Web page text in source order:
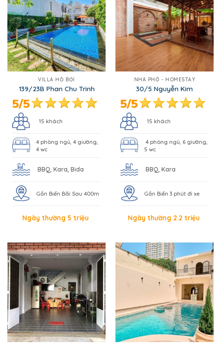
VILLA HỒ BƠI
139/23B Phan Chu Trinh
15 khách
4 phòng ngủ, 4 giường,
4 wc
BBQ, Kara, Bida
Gần Biển Bãi Sau 400m
Ngày thường 5 triệu
NHÀ PHỐ - HOMESTAY
30/5 Nguyễn Kim
15 khách
4 phòng ngủ, 6 giường,
5 wc
BBQ, Kara
Gần Biển 3 phút đi xe
Ngày thường 2.2 triệu